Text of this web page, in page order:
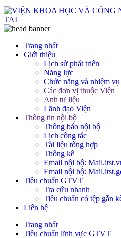
Trang nhất
Giới thiệu
Lịch sử phát triển
Năng lực
Chức năng và nhiệm vụ
Các đơn vị thuộc Viện
Ảnh tư liệu
Lãnh đạo Viện
Thông tin nội bộ
Thông báo nội bộ
Lịch công tác
Tài liệu tổng hợp
Thống kê
Email nội bộ:
Email nội bộ:
Tiêu chuẩn GTVT
Tra cứu nhanh
Tiêu chuẩn có tệp gắn
Liên hệ
Trang nhất
Tiêu chuẩn lĩnh vực GTVT